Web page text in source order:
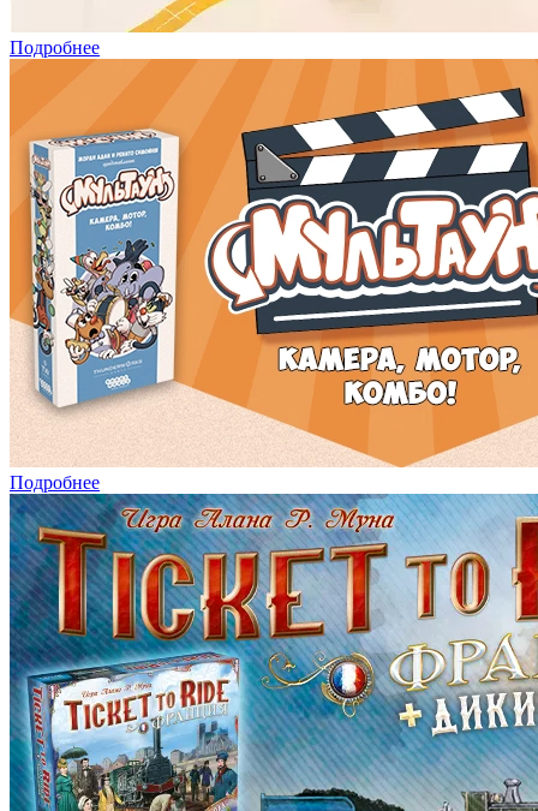
Подробнее
Подробнее